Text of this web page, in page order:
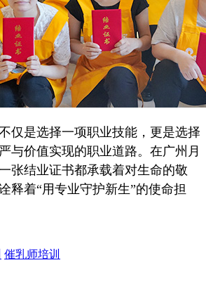
是选择一项职业技能，更是选择
与价值实现的职业道路。在广州月
张结业证书都承载着对生命的敬
释着“用专业守护新生”的使命担
催乳师培训